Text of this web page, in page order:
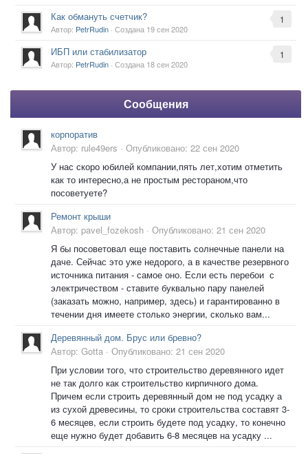
1
Как обмануть счетчик?
Автор: PetrRudin · Создана 19 сен 2020
1
ИБП или стабилизатор
Автор: PetrRudin · Создана 18 сен 2020
Сообщения
корпоратив
Автор: rule49ers · Опубликовано: 22 сен 2020
У нас скоро юбилей компании,пять лет,хотим отметить
как то интересно,а не простым рестораном,что
посоветуете?
Ремонт крыши
Автор: pavel_fozekosh · Опубликовано: 21 сен 2020
Я бы посоветовал еще поставить солнечные панели на
даче. Сейчас это уже недорого, а в качестве резервного
источника питания - самое оно. Если есть перебои с
электричеством - ставите буквально пару панелей
(заказать можно, например, здесь) и гарантированно в
течении дня имеете столько энергии, сколько вам...
Деревянный дом. Брус или бревно?
Автор: Gotta · Опубликовано: 21 сен 2020
При условии того, что строительство деревянного идет
не так долго как строительство кирпичного дома.
Причем если строить деревянный дом не под усадку а
из сухой древесины, то сроки строительства составят 3-
6 месяцев, если строить будете под усадку, то конечно
еще нужно будет добавить 6-8 месяцев на усадку ...